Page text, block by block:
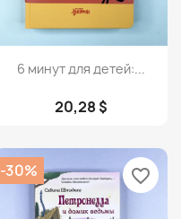
Просмотр
6 минут для детей:...
20,28 $
-30% favorite_border